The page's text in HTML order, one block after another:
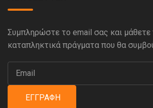
Συμπληρώστε το email σας και
καταπληκτικά πράγματα που θα
ΕΓΓΡΑΦΉ